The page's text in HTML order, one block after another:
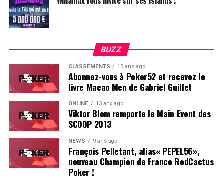
Soleau à gauche, sorti par Logghe au centre
BUZZ
CLASSEMENTS 13 ans ago
Abonnez-vous à Poker52 et recevez le
livre Macao Men de Gabriel Guillet
ONLINE 13 ans ago
Viktor Blom remporte le Main Event des
SCOOP 2013
NEWS 9 ans ago
François Pelletant, alias« PEPEL56»,
nouveau Champion de France RedCactus
Poker !